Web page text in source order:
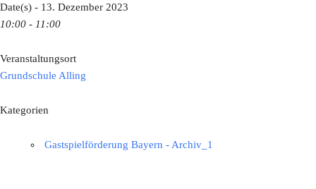
Date(s) - 13. Dezember 2023
10:00 - 11:00
Veranstaltungsort
Grundschule Alling
Kategorien
Gastspielförderung Bayern - Archiv_1